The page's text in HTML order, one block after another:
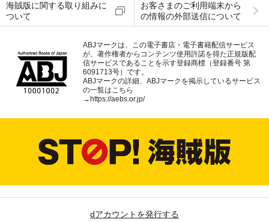
海賊版に関する取り組みに
ついて
お客さまのご利用端末から
の情報の外部送信について
ABJマークは、この電子書店・電子書籍配信サービス
が、著作権者からコンテンツ使用許諾を得た正規版配
信サービスであることを示す登録商標（登録番号 第
6091713号）です。
ABJマークの詳細、ABJマークを掲示しているサービス
の一覧はこちら
→ https://aebs.or.jp/
dアカウントを発行する